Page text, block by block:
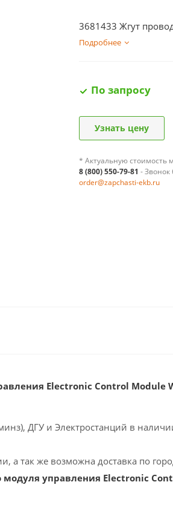
3681433 Жгут
Подробнее
По запросу
Узнать цену
* Актуальную стоимость
8 (800) 550-79-81 - Звонок
order@zapchasti-ekb.ru
Electronic Control Module
ДГУ и Электростанций в
так же возможна доставка по
модуля управления Electronic